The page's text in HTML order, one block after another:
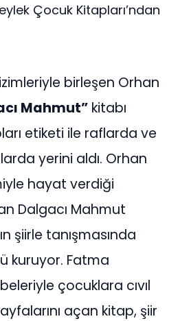
Çocuk Kitapları’ndan
birleşen Orhan
Mahmut” kitabı
etiketi ile raflarda ve
yerini aldı. Orhan
hayat verdiği
Dalgacı Mahmut
şiirle tanışmasında
kuruyor. Fatma
çocuklara cıvıl
açan kitap, şiir